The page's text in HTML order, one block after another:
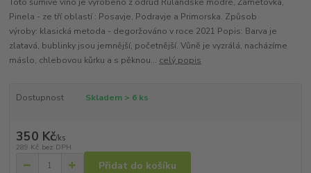
Pinela - ze tří oblastí : Posavje, Podravje a Primorska. Způsob
výroby: klasická metoda - degoržováno v roce 2021 Popis: Barva je
zlatavá, bublinky jsou jemnější, početnější. Vůně je vyzrálá, nacházíme
máslo, chlebovou kůrku a s pěknou... celý popis
Dostupnost Skladem > 6 ks
350 Kč/ks
289 Kč bez DPH
Přidat do košíku